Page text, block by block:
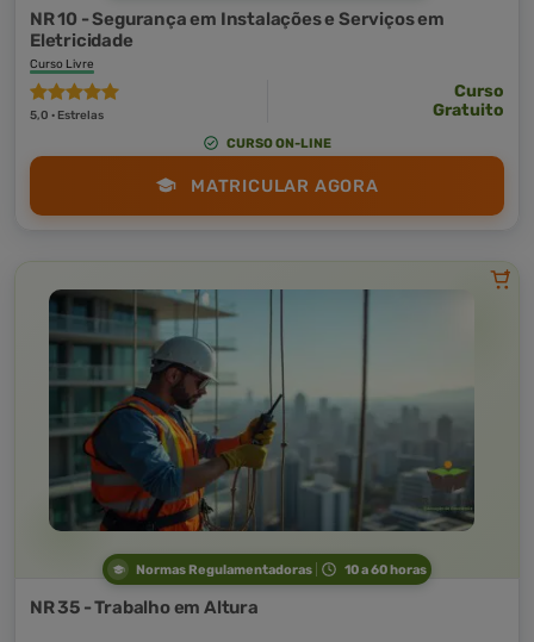
NR 10 - Segurança em Instalações e Serviços em
Eletricidade
Curso Livre
5,0 · Estrelas
Curso
Gratuito
CURSO ON-LINE
MATRICULAR AGORA
Normas Regulamentadoras 10 a 60 horas
NR 35 - Trabalho em Altura